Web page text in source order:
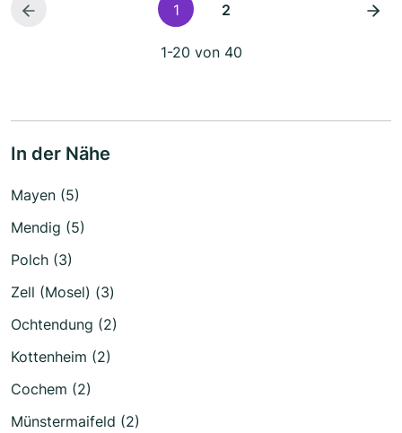
1 2
1-20 von 40
In der Nähe
Mayen (5)
Mendig (5)
Polch (3)
Zell (Mosel) (3)
Ochtendung (2)
Kottenheim (2)
Cochem (2)
Münstermaifeld (2)